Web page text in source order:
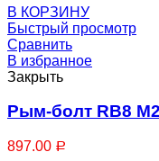
Талрепы, Стяжки
В КОРЗИНУ
Быстрый просмотр
Сравнить
В избранное
Закрыть
Рым-болт RB8
897.00 Р